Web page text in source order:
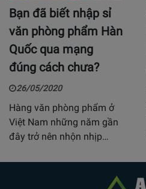
Bạn đã biết nhập sỉ
văn phòng phẩm Hàn
Quốc qua mạng
đúng cách chưa?
26/05/2020
Hàng văn phòng phẩm ở
Việt Nam những năm gần
đây trở nên nhộn nhịp…